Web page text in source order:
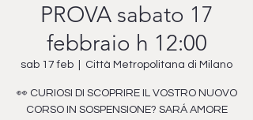
PROVA sabato 17
febbraio h 12:00
sab 17 feb Città Metropolitana di Milano
👀 CURIOSI DI SCOPRIRE IL VOSTRO NUOVO
CORSO IN SOSPENSIONE? SARÁ AMORE